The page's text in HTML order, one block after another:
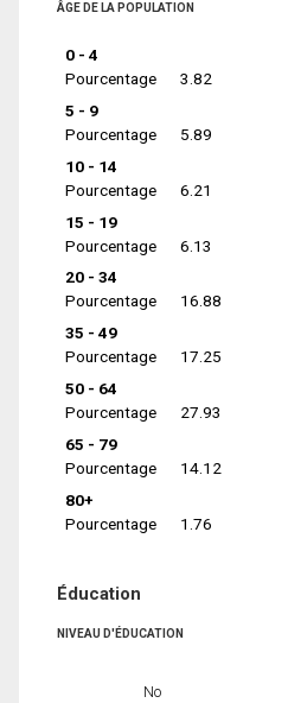
ÂGE DE LA POPULATION
0 - 4
Pourcentage
3.82
5 - 9
Pourcentage
5.89
10 - 14
Pourcentage
6.21
15 - 19
Pourcentage
6.13
20 - 34
Pourcentage
16.88
35 - 49
Pourcentage
17.25
50 - 64
Pourcentage
27.93
65 - 79
Pourcentage
14.12
80+
Pourcentage
1.76
Éducation
NIVEAU D'ÉDUCATION
No